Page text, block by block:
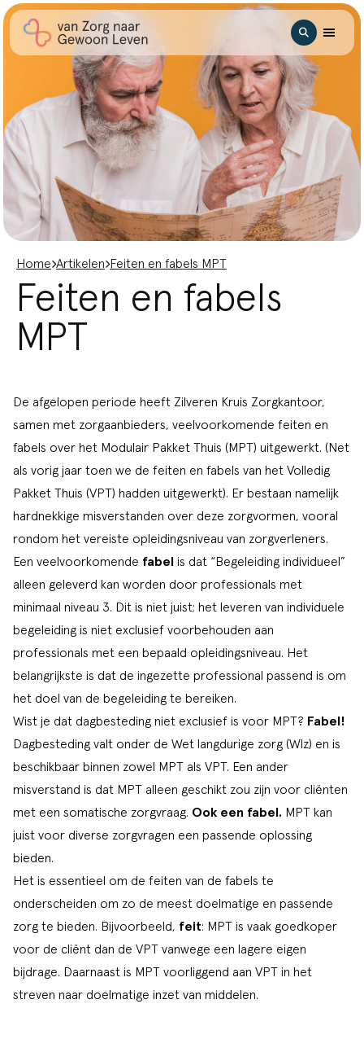
Ga naar hoofdinhoud
Zoeken
Home Artikelen Feiten en fabels MPT
Feiten en fabels
MPT
De afgelopen periode heeft Zilveren Kruis Zorgkantoor,
samen met zorgaanbieders, veelvoorkomende feiten en
fabels over het Modulair Pakket Thuis (MPT) uitgewerkt. (Net
als vorig jaar toen we de feiten en fabels van het Volledig
Pakket Thuis (VPT) hadden uitgewerkt). Er bestaan namelijk
hardnekkige misverstanden over deze zorgvormen, vooral
rondom het vereiste opleidingsniveau van zorgverleners.
Een veelvoorkomende fabel is dat “Begeleiding individueel”
alleen geleverd kan worden door professionals met
minimaal niveau 3. Dit is niet juist; het leveren van individuele
begeleiding is niet exclusief voorbehouden aan
professionals met een bepaald opleidingsniveau. Het
belangrijkste is dat de ingezette professional passend is om
het doel van de begeleiding te bereiken.
Wist je dat dagbesteding niet exclusief is voor MPT? Fabel!
Dagbesteding valt onder de Wet langdurige zorg (Wlz) en is
beschikbaar binnen zowel MPT als VPT. Een ander
misverstand is dat MPT alleen geschikt zou zijn voor cliënten
met een somatische zorgvraag. Ook een fabel. MPT kan
juist voor diverse zorgvragen een passende oplossing
bieden.
Het is essentieel om de feiten van de fabels te
onderscheiden om zo de meest doelmatige en passende
zorg te bieden. Bijvoorbeeld, feit: MPT is vaak goedkoper
voor de cliënt dan de VPT vanwege een lagere eigen
bijdrage. Daarnaast is MPT voorliggend aan VPT in het
streven naar doelmatige inzet van middelen.